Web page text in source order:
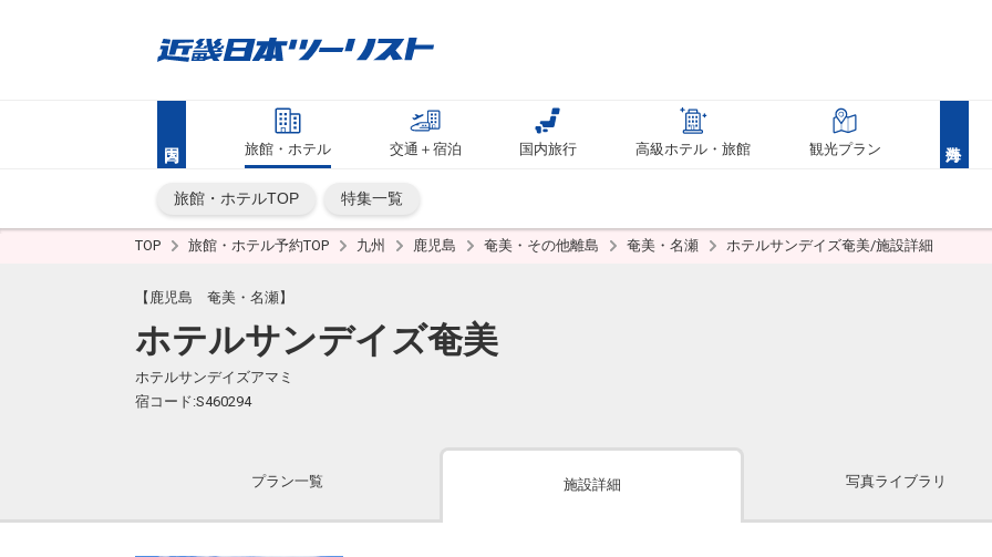
旅館・ホテル 交通＋宿泊 国内旅行 高級ホテル・旅館 観光プラン
旅館・ホテルTOP 特集一覧
TOP 旅館・ホテル予約TOP 九州 鹿児島 奄美・その他離島 奄美・名瀬 ホテルサンデイズ奄美/施設詳細
【鹿児島 奄美・名瀬】
ホテルサンデイズ奄美
ホテルサンデイズアマミ
宿コード:S460294
プラン一覧 施設詳細 写真ライブラリ